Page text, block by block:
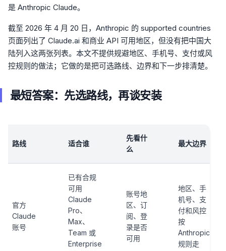
是 Anthropic Claude。
截至 2026 年 4 月 20 日，Anthropic 的 supported countries
页面列出了 Claude.ai 和商业 API 可用地区，但没有把中国大
陆列入这两张列表。本文不提供规避地区、手机号、支付或风
控规则的做法；它做的是把可选路线、边界和下一步排清楚。
最短答案：先选路线，再谈安装
路线 适合谁
先看什
么
最大边界
官方
Claude
账号
已有合规
可用
Claude
Pro、
Max、
Team 或
Enterprise
账号地
区、订
阅、登
录是否
可用
地区、手
机号、支
付和风控
按
Anthropic
规则走